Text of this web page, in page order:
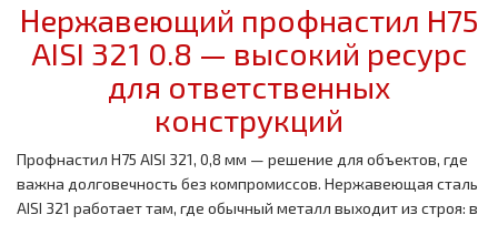
Нержавеющий профнастил H75
AISI 321 0.8 — высокий ресурс
для ответственных
конструкций
Профнастил H75 AISI 321, 0,8 мм — решение для объектов, где
важна долговечность без компромиссов. Нержавеющая сталь
AISI 321 работает там, где обычный металл выходит из строя: в